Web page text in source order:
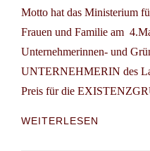
Motto hat das Ministerium
Frauen und Familie am
Unternehmerinnen- und
UNTERNEHMERIN des
Preis für die
WEITERLESEN